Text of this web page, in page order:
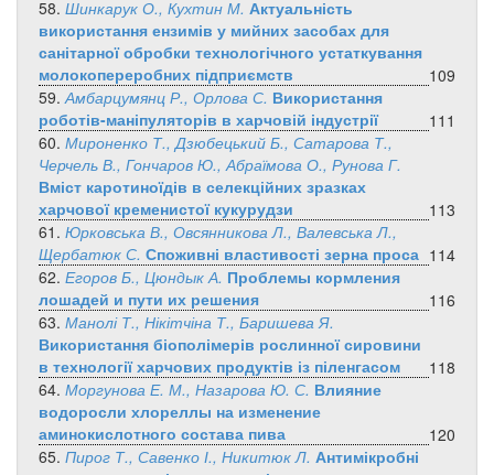
58. Шинкарук О., Кухтин М. Актуальність
використання ензимів у мийних засобах для
санітарної обробки технологічного устаткування
молокопереробних підприємств
109
59. Амбарцумянц Р., Орлова С. Використання
роботів-маніпуляторів в харчовій індустрії
111
60. Мироненко Т., Дзюбецький Б., Сатарова Т.,
Черчель В., Гончаров Ю., Абраїмова О., Рунова Г.
Вміст каротиноїдів в селекційних зразках
харчової кременистої кукурудзи
113
61. Юрковська В., Овсянникова Л., Валевська Л.,
Щербатюк С. Споживні властивості зерна проса 114
62. Егоров Б., Цюндык А. Проблемы кормления
лошадей и пути их решения
116
63. Манолі Т., Нікітчіна Т., Баришева Я.
Використання біополімерів рослинної сировини
в технології харчових продуктів із піленгасом
118
64. Моргунова Е. М., Назарова Ю. С. Влияние
водоросли хлореллы на изменение
аминокислотного состава пива
120
65. Пирог Т., Савенко І., Никитюк Л. Антимікробні